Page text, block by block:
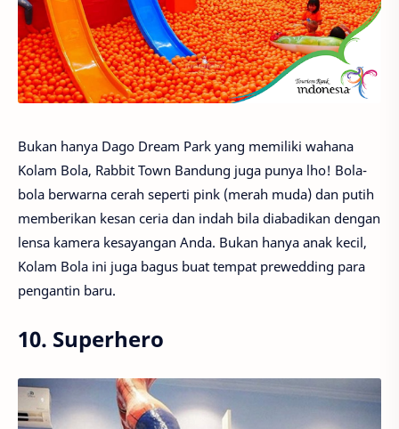
Bukan hanya Dago Dream Park yang memiliki wahana
Kolam Bola, Rabbit Town Bandung juga punya lho! Bola-
bola berwarna cerah seperti pink (merah muda) dan putih
memberikan kesan ceria dan indah bila diabadikan dengan
lensa kamera kesayangan Anda. Bukan hanya anak kecil,
Kolam Bola ini juga bagus buat tempat prewedding para
pengantin baru.
10. Superhero